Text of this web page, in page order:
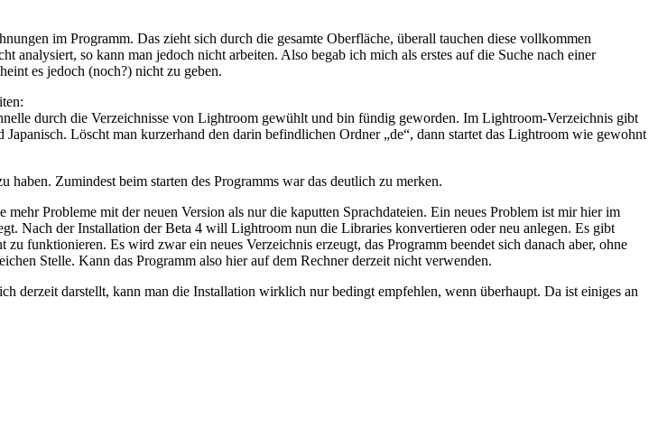
im Programm. Das zieht sich durch die gesamte Oberfläche, überall tauchen diese vollkommen
analysiert, so kann man jedoch nicht arbeiten. Also begab ich mich als erstes auf die Suche nach einer
es jedoch (noch?) nicht zu geben.
durch die Verzeichnisse von Lightroom gewühlt und bin fündig geworden. Im Lightroom-Verzeichnis gibt
Löscht man kurzerhand den darin befindlichen Ordner „de“, dann startet das Lightroom wie gewohnt
Zumindest beim starten des Programms war das deutlich zu merken.
mehr Probleme mit der neuen Version als nur die kaputten Sprachdateien. Ein neues Problem ist mir hier im
Nach der Installation der Beta 4 will Lightroom nun die Libraries konvertieren oder neu anlegen. Es gibt
funktionieren. Es wird zwar ein neues Verzeichnis erzeugt, das Programm beendet sich danach aber, ohne
Stelle. Kann das Programm also hier auf dem Rechner derzeit nicht verwenden.
derzeit darstellt, kann man die Installation wirklich nur bedingt empfehlen, wenn überhaupt. Da ist einiges an